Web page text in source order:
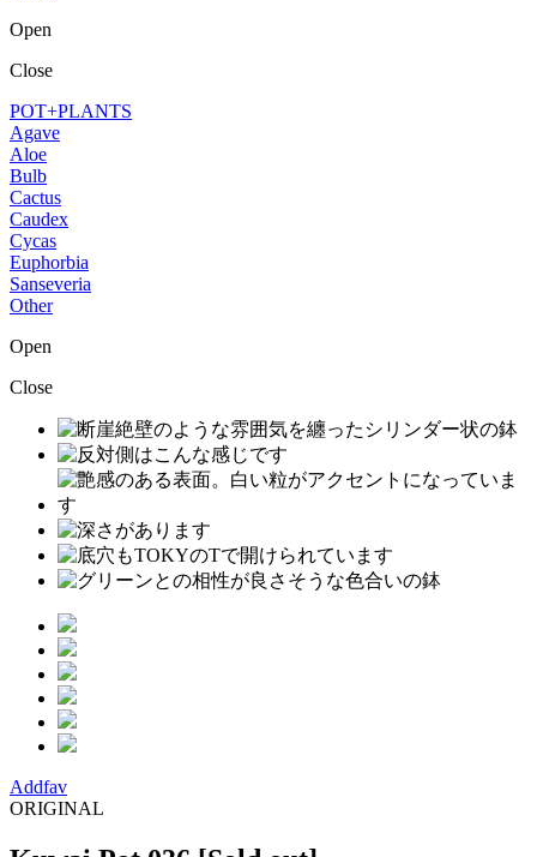
Open
Close
POT+PLANTS
Agave
Aloe
Bulb
Cactus
Caudex
Cycas
Euphorbia
Sanseveria
Other
Open
Close
Addfav
ORIGINAL